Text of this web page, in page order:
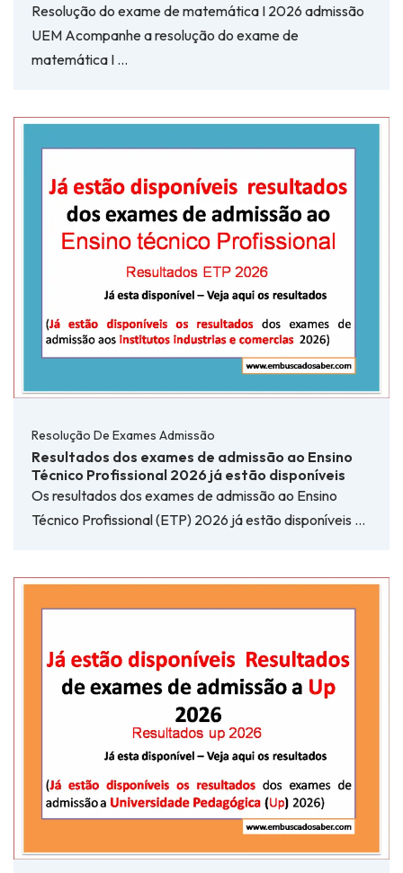
Resolução do exame de matemática I 2026 admissão
UEM Acompanhe a resolução do exame de
matemática I …
Resolução De Exames Admissão
Resultados dos exames de admissão ao Ensino
Técnico Profissional 2026 já estão disponíveis
Os resultados dos exames de admissão ao Ensino
Técnico Profissional (ETP) 2026 já estão disponíveis …